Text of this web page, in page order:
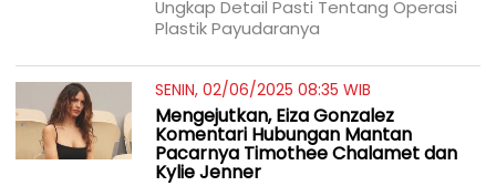
Ungkap Detail Pasti Tentang Operasi
Plastik Payudaranya
SENIN, 02/06/2025 08:35 WIB
Mengejutkan, Eiza Gonzalez
Komentari Hubungan Mantan
Pacarnya Timothee Chalamet dan
Kylie Jenner